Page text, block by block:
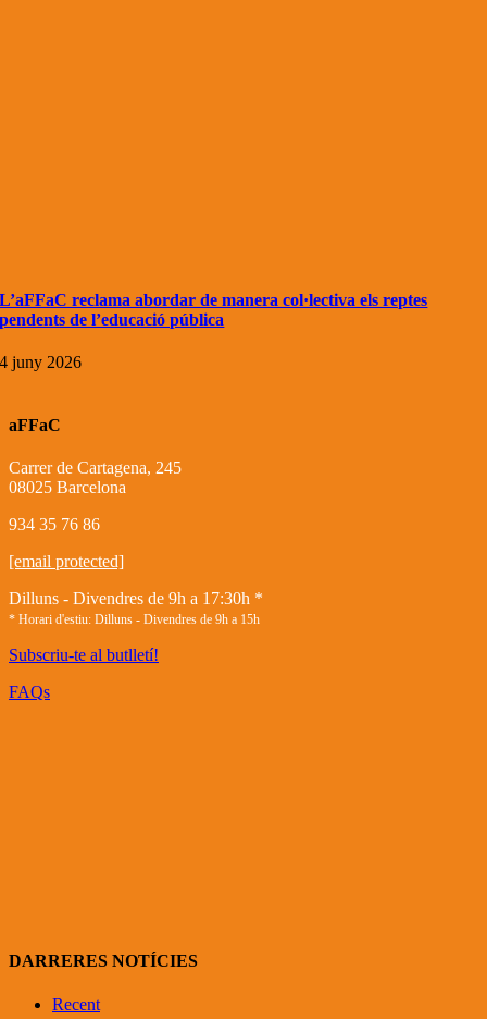
L’aFFaC reclama abordar de manera col·lectiva els reptes
pendents de l’educació pública
4 juny 2026
aFFaC
Carrer de Cartagena, 245
08025 Barcelona
934 35 76 86
[email protected]
Dilluns - Divendres de 9h a 17:30h *
* Horari d'estiu: Dilluns - Divendres de 9h a 15h
Subscriu-te al butlletí!
FAQs
DARRERES NOTÍCIES
Recent